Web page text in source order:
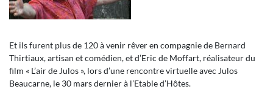
Et ils furent plus de 120 à venir rêver en compagnie de Bernard
Thirtiaux, artisan et comédien, et d’Eric de Moffart, réalisateur du
film « L’air de Julos », lors d’une rencontre virtuelle avec Julos
Beaucarne, le 30 mars dernier à l’Etable d’Hôtes.